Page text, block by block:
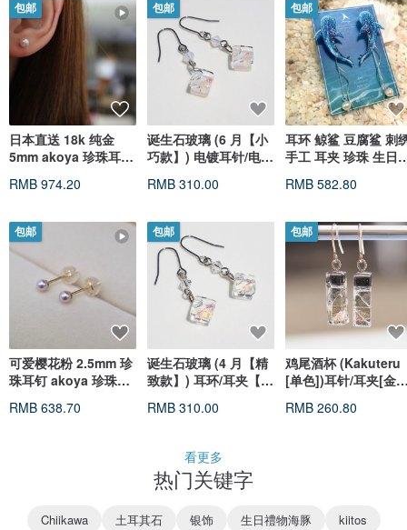
包邮
日本直送 18k 纯金
5mm akoya 珍珠耳钉
珍珠
RMB 974.20
包邮
可爱樱花粉 2.5mm 珍
珠耳钉 akoya 珍珠耳
送
RMB 638.70
包邮
诞生石玻璃 (6 月【小
巧款】) 电镀耳针/电镀
选金具】【预约制作】
RMB 310.00
包邮
诞生石玻璃 (4 月【精
致款】) 耳环/耳夹【可
【预约制作】
RMB 310.00
包邮
耳环 鲸鲨 豆腐鲨 刺
手工 耳夹 珍珠 生日
RMB 582.80
包邮
鸡尾酒杯 (Kakuteru
[单色])耳针/耳夹[金
RMB 260.80
看更多
热门关键字
Chiikawa 土耳其石 银饰 生日禮物海豚
kiitos